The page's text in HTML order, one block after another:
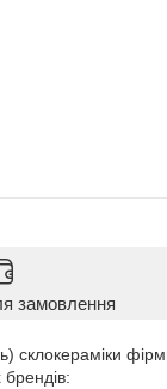
замовлення
склокераміки